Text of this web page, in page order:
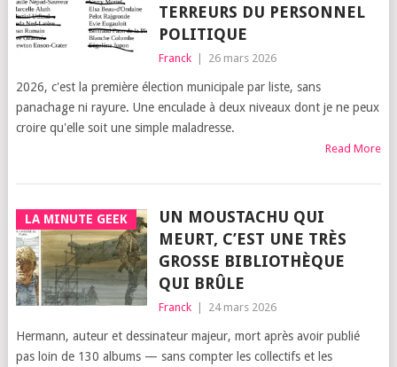
TERREURS DU PERSONNEL
POLITIQUE
Franck 26 mars 2026
2026, c'est la première élection municipale par liste, sans
panachage ni rayure. Une enculade à deux niveaux dont je ne peux
croire qu'elle soit une simple maladresse.
Read More
LA MINUTE GEEK
UN MOUSTACHU QUI
MEURT, C’EST UNE TRÈS
GROSSE BIBLIOTHÈQUE
QUI BRÛLE
Franck 24 mars 2026
Hermann, auteur et dessinateur majeur, mort après avoir publié
pas loin de 130 albums — sans compter les collectifs et les